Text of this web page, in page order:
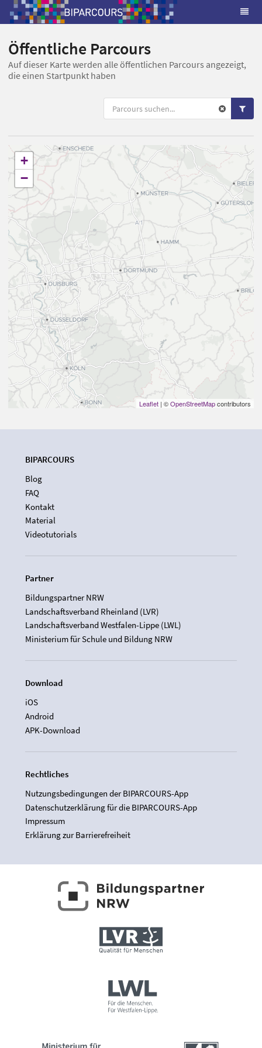
Öffentliche Parcours
Auf dieser Karte werden alle öffentlichen Parcours angezeigt,
die einen Startpunkt haben
+
−
Leaflet | ©OpenStreetMapcontributors
BIPARCOURS
Blog
FAQ
Kontakt
Material
Videotutorials
Partner
Bildungspartner NRW
Landschaftsverband Rheinland (LVR)
Landschaftsverband Westfalen-Lippe (LWL)
Ministerium für Schule und Bildung NRW
Download
iOS
Android
APK-Download
Rechtliches
Nutzungsbedingungen der BIPARCOURS-App
Datenschutzerklärung für die BIPARCOURS-App
Impressum
Erklärung zur Barrierefreiheit